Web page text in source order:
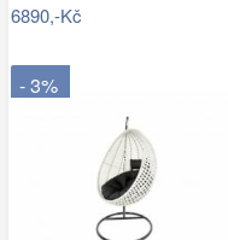
6890,-Kč
- 3%